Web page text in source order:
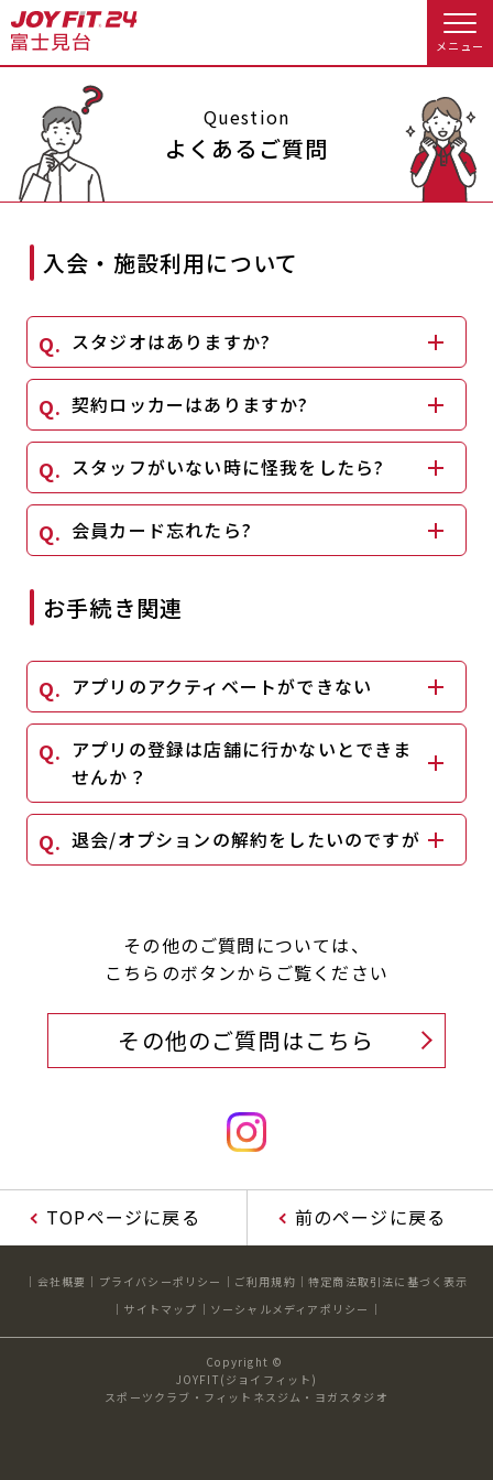
メニュー
店舗トップ
オプション料金 アクセス
店舗情報・サービス よくあるご質問
店舗へのお問い合わせ
入会するトップ
Appで入会手続き料金・サービス等詳しく見る
入会を悩まれている方へトップ
キャンペーン
見学・体験
よくあるご質問 店舗へのお問い合わせ
JOYFIT総合トップ JOYFIT
JOYFIT24
JOYFIT+
Question
よくあるご質問
入会・施設利用について
スタジオはありますか?
契約ロッカーはありますか?
スタッフがいない時に怪我をしたら?
会員カード忘れたら?
お手続き関連
アプリのアクティベートができない
アプリの登録は店舗に行かないとできま
せんか？
退会/オプションの解約をしたいのですが
その他のご質問については、
こちらのボタンからご覧ください
その他のご質問はこちら
TOPページに戻る 前のページに戻る
会社概要 プライバシーポリシー ご利用規約
特定商法取引法に基づく表示
サイトマップ
ソーシャルメディアポリシー
Copyright ©
JOYFIT(ジョイフィット)
スポーツクラブ・フィットネスジム・ヨガスタジオ